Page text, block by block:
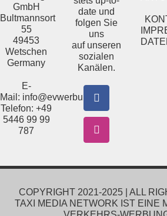
GmbH
Bultmannsort
55
49453
Wetschen
Germany
E-
Mail: info@evwerbung.de
Telefon: +49
5446 99 99
787
date und
folgen Sie
uns
auf unseren
sozialen
Kanälen.
COPYRIGHT 2021-2025 | ALL
TAXI MEDIA NETWORK IST EINE